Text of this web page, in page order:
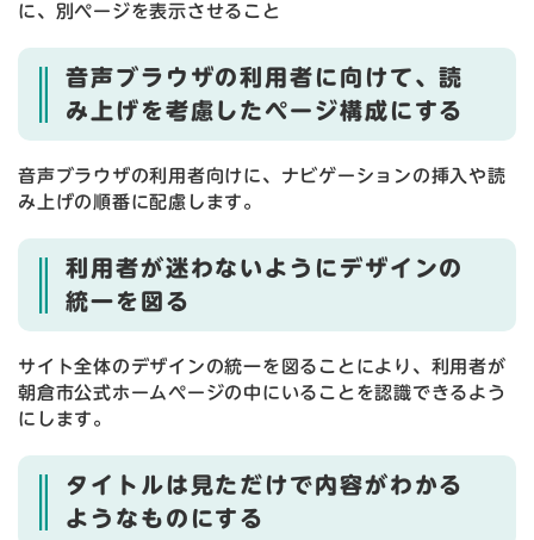
に、別ページを表示させること
音声ブラウザの利用者に向けて、読
み上げを考慮したページ構成にする
音声ブラウザの利用者向けに、ナビゲーションの挿入や読
み上げの順番に配慮します。
利用者が迷わないようにデザインの
統一を図る
サイト全体のデザインの統一を図ることにより、利用者が
朝倉市公式ホームページの中にいることを認識できるよう
にします。
タイトルは見ただけで内容がわかる
ようなものにする